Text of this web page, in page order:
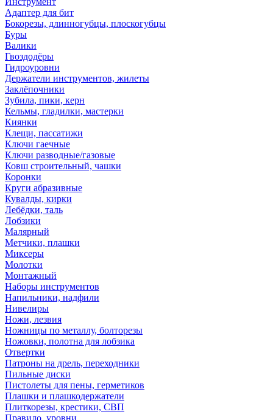
Адаптер для бит
Бокорезы, длинногубцы, плоскогубцы
Буры
Валики
Гвоздодёры
Гидроуровни
Держатели инструментов, жилеты
Заклёпочники
Зубила, пики, керн
Кельмы, гладилки, мастерки
Киянки
Клещи, пассатижи
Ключи гаечные
Ключи разводные/газовые
Ковш строительный, чашки
Коронки
Круги абразивные
Кувалды, кирки
Лебёдки, таль
Лобзики
Малярный
Метчики, плашки
Миксеры
Молотки
Монтажный
Наборы инструментов
Напильники, надфили
Нивелиры
Ножи, лезвия
Ножницы по металлу, болторезы
Ножовки, полотна для лобзика
Отвертки
Патроны на дрель, переходники
Пильные диски
Пистолеты для пены, герметиков
Плашки и плашкодержатели
Плиткорезы, крестики, СВП
Правило, уровни